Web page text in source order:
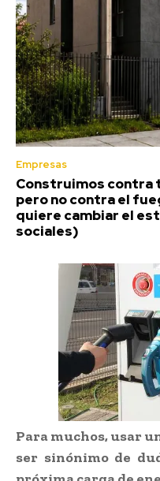
Empresas
Construimos contra
pero no contra el
quiere cambiar el
sociales)
Para muchos, usar
ser sinónimo de